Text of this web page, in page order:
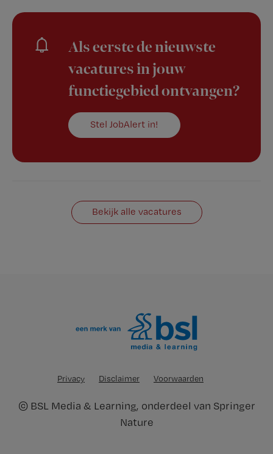
Als eerste de nieuwste
vacatures in jouw
functiegebied ontvangen?
Stel JobAlert in!
Bekijk alle vacatures
Privacy Disclaimer Voorwaarden
© BSL Media & Learning, onderdeel van Springer
Nature